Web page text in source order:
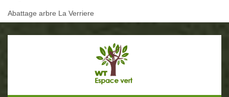
Abattage arbre La Verriere